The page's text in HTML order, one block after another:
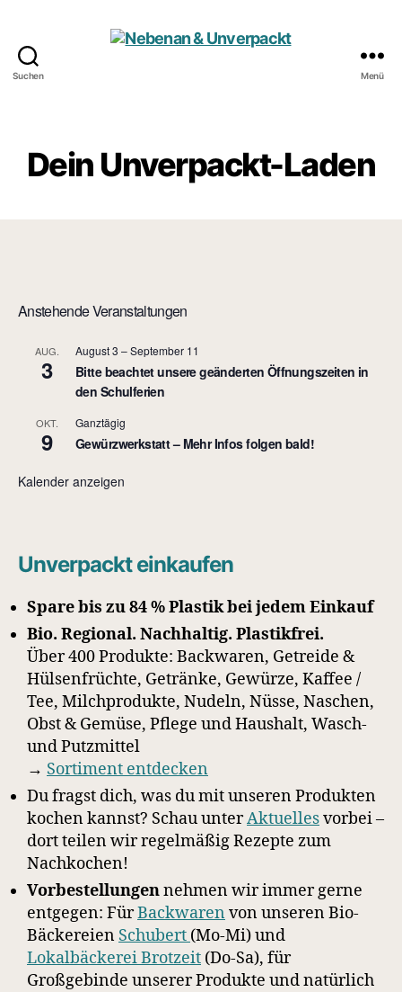
Suchen Menü
Dein Unverpackt-Laden
Anstehende Veranstaltungen
AUG.
3
August 3 –September 11
Bitte beachtet unsere geänderten Öffnungszeiten in
den Schulferien
OKT.
9
Ganztägig
Gewürzwerkstatt – Mehr Infos folgen bald!
Kalender anzeigen
Unverpackt einkaufen
Spare bis zu 84 % Plastik bei jedem Einkauf
Bio. Regional. Nachhaltig. Plastikfrei.
Über 400 Produkte: Backwaren, Getreide &
Hülsenfrüchte, Getränke, Gewürze, Kaffee /
Tee, Milchprodukte, Nudeln, Nüsse, Naschen,
Obst & Gemüse, Pflege und Haushalt, Wasch-
und Putzmittel
→ Sortiment entdecken
Du fragst dich, was du mit unseren Produkten
kochen kannst? Schau unterAktuellesvorbei –
dort teilen wir regelmäßig Rezepte zum
Nachkochen!
Vorbestellungennehmen wir immer gerne
entgegen: FürBackwaren von unseren Bio-
Bäckereien Schubert (Mo-Mi) und
Lokalbäckerei Brotzeit (Do-Sa), für
Großgebinde unserer Produkte und natürlich